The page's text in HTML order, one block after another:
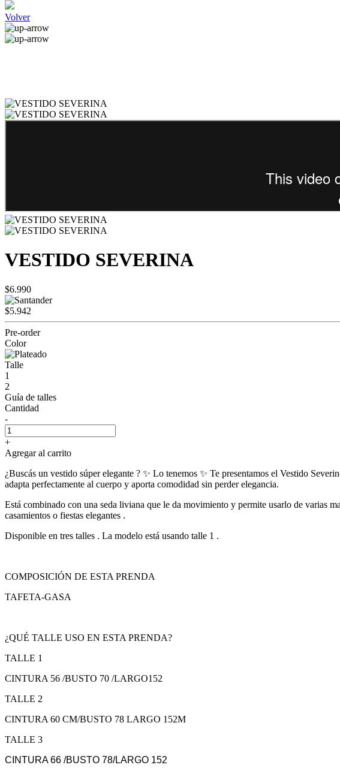
Volver
VESTIDO SEVERINA
$6.990
$5.942
Pre-order
Color
Talle
1
2
Guía de talles
Cantidad
-
+
Agregar al carrito
¿Buscás un vestido súper elegante ? ✨ Lo tenemos ✨ Te presentamos el Vestido
adapta perfectamente al cuerpo y aporta comodidad sin perder elegancia.
Está combinado con una seda liviana que le da movimiento y permite usarlo de varias
casamientos o fiestas elegantes .
Disponible en tres talles . La modelo está usando talle 1 .
COMPOSICIÓN DE ESTA PRENDA
TAFETA-GASA
¿QUÉ TALLE USO EN ESTA PRENDA?
TALLE 1
CINTURA 56 /BUSTO 70 /LARGO152
TALLE 2
CINTURA 60 CM/BUSTO 78 LARGO 152M
TALLE 3
CINTURA 66 /BUSTO 78/LARGO 152